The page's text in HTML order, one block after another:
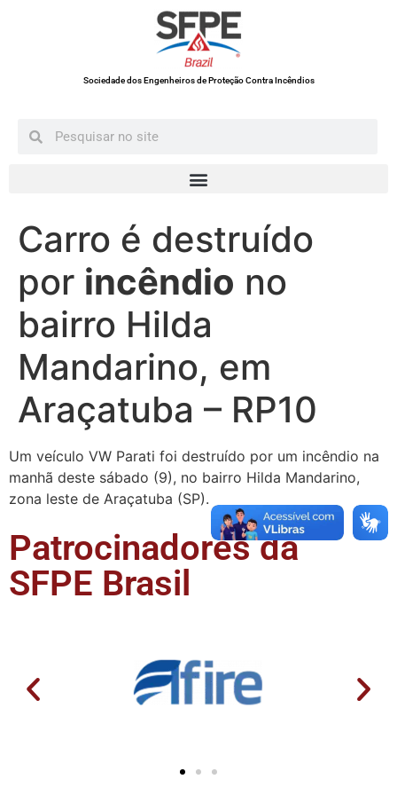
Sociedade dos Engenheiros de Proteção Contra Incêndios
Carro é destruído
por incêndio no
bairro Hilda
Mandarino, em
Araçatuba – RP10
Um veículo VW Parati foi destruído por um incêndio na
manhã deste sábado (9), no bairro Hilda Mandarino,
zona leste de Araçatuba (SP).
Patrocinadores da
SFPE Brasil